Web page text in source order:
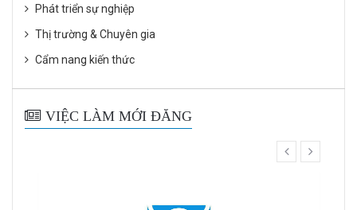
Phát triển sự nghiệp
Thị trường & Chuyên gia
Cẩm nang kiến thức
VIỆC LÀM MỚI ĐĂNG
prev